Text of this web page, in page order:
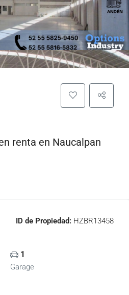
renta en Naucalpan
ID de Propiedad: HZBR13458
1
Garage